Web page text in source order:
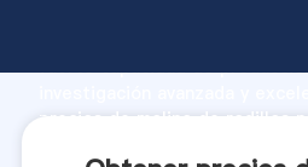
fuerte capacidad de
precios de molino de rodillos